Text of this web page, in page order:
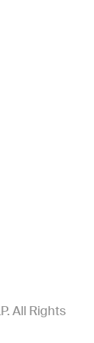
All Rights